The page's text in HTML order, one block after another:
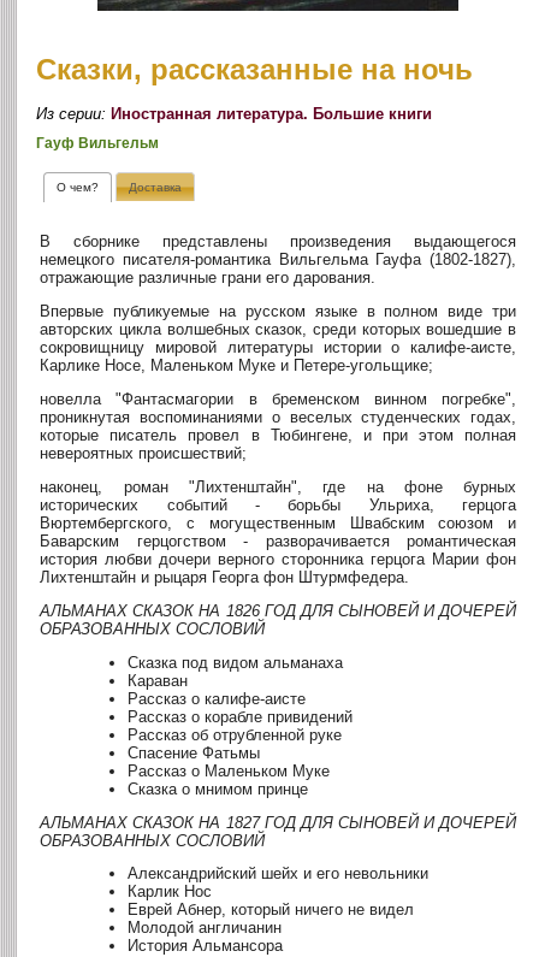
Сказки, рассказанные на ночь
Из серии:Иностранная литература. Большие книги
Гауф Вильгельм
О чем? Доставка
В сборнике представлены произведения выдающегося
немецкого писателя-романтика Вильгельма Гауфа (1802-1827),
отражающие различные грани его дарования.
Впервые публикуемые на русском языке в полном виде три
авторских цикла волшебных сказок, среди которых вошедшие в
сокровищницу мировой литературы истории о калифе-аисте,
Карлике Носе, Маленьком Муке и Петере-угольщике;
новелла "Фантасмагории в бременском винном погребке",
проникнутая воспоминаниями о веселых студенческих годах,
которые писатель провел в Тюбингене, и при этом полная
невероятных происшествий;
наконец, роман "Лихтенштайн", где на фоне бурных
исторических событий - борьбы Ульриха, герцога
Вюртембергского, с могущественным Швабским союзом и
Баварским герцогством - разворачивается романтическая
история любви дочери верного сторонника герцога Марии фон
Лихтенштайн и рыцаря Георга фон Штурмфедера.
АЛЬМАНАХ СКАЗОК НА 1826 ГОД ДЛЯ СЫНОВЕЙ И ДОЧЕРЕЙ
ОБРАЗОВАННЫХ СОСЛОВИЙ
Сказка под видом альманаха
Караван
Рассказ о калифе-аисте
Рассказ о корабле привидений
Рассказ об отрубленной руке
Спасение Фатьмы
Рассказ о Маленьком Муке
Сказка о мнимом принце
АЛЬМАНАХ СКАЗОК НА 1827 ГОД ДЛЯ СЫНОВЕЙ И ДОЧЕРЕЙ
ОБРАЗОВАННЫХ СОСЛОВИЙ
Александрийский шейх и его невольники
Карлик Нос
Еврей Абнер, который ничего не видел
Молодой англичанин
История Альмансора